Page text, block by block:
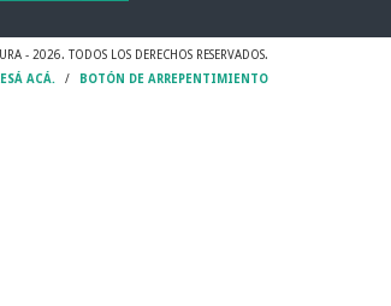
- 2026. TODOS LOS DERECHOS RESERVADOS.
ACÁ. / BOTÓN DE ARREPENTIMIENTO